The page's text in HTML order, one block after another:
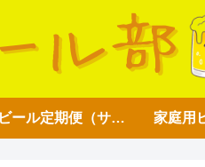
ビール定期便（サブスク）